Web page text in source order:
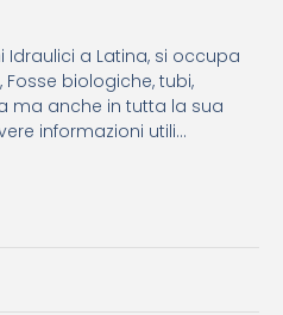
Idraulici a Latina, si occupa
biologiche, tubi,
ma anche in tutta la sua
informazioni utili...